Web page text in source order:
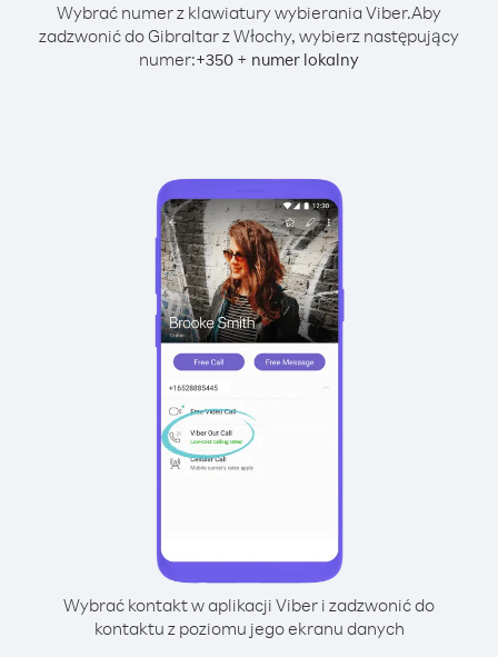
Wybrać numer z klawiatury wybierania Viber.Aby
zadzwonić do Gibraltar z Włochy, wybierz następujący
numer:+350 + numer lokalny
Wybrać kontakt w aplikacji Viber i zadzwonić do
kontaktu z poziomu jego ekranu danych